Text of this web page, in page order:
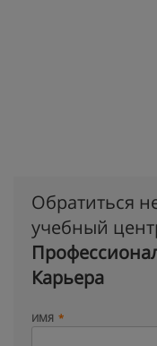
Обратиться
учебный
Карьера
ИМЯ